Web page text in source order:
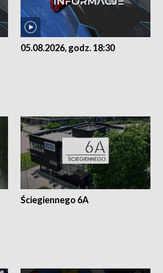
05.08.2026, godz. 18:30
Ściegiennego 6A